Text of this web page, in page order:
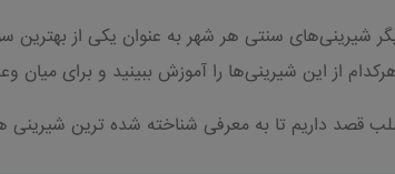
شیرینی‌های سنتی هر شهر به عنوان یکی از بهترین
از این شیرینی‌ها را آموزش ببینید و برای میان
قصد داریم تا به معرفی شناخته شده ترین شیرینی